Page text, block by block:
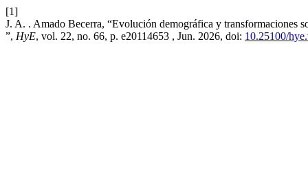
[1]
J. A. . Amado Becerra, “Evolución demográfica y transformaciones
”, HyE, vol. 22, no. 66, p. e20114653 , Jun. 2026, doi: 10.25100/